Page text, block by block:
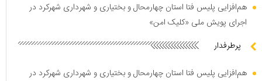
هم‌افزایی پلیس فتا استان چهارمحال و بختیاری و شهرداری شهرکرد در
اجرای پویش ملی «کلیک امن»
پرطرفدار
هم‌افزایی پلیس فتا استان چهارمحال و بختیاری و شهرداری شهرکرد در